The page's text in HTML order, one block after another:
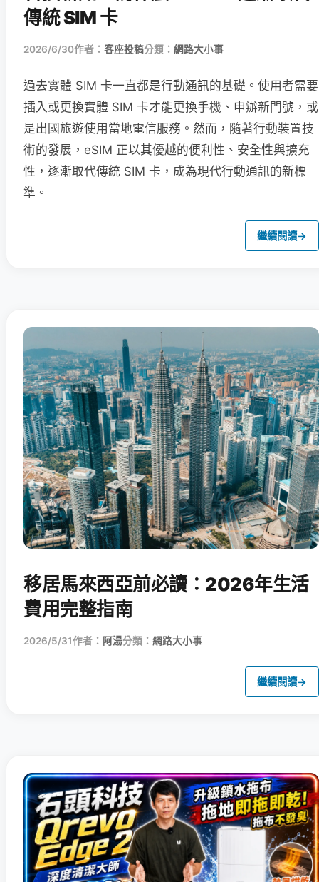
傳統 SIM 卡
2026/6/30作者： 客座投稿分類： 網路大小事
過去實體 SIM 卡一直都是行動通訊的基礎。使用者需要
插入或更換實體 SIM 卡才能更換手機、申辦新門號，或
是出國旅遊使用當地電信服務。然而，隨著行動裝置技
術的發展，eSIM 正以其優越的便利性、安全性與擴充
性，逐漸取代傳統 SIM 卡，成為現代行動通訊的新標
準。
繼續閱讀→
移居馬來西亞前必讀：2026年生活
費用完整指南
2026/5/31作者： 阿湯分類： 網路大小事
繼續閱讀→